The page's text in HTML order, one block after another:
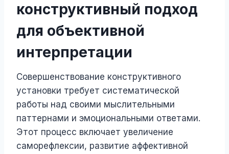
конструктивный подход
для объективной
интерпретации
Совершенствование конструктивного
установки требует систематической
работы над своими мыслительными
паттернами и эмоциональными ответами.
Этот процесс включает увеличение
саморефлексии, развитие аффективной